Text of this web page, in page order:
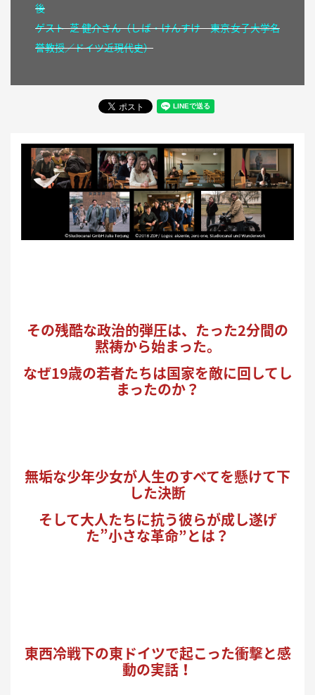
後
ゲスト 芝 健介さん（しば・けんすけ 東京女子大学名
誉教授／ドイツ近現代史）
その残酷な政治的弾圧は、たった2分間の
黙祷から始まった。
なぜ19歳の若者たちは国家を敵に回してし
まったのか？
無垢な少年少女が人生のすべてを懸けて下
した決断
そして大人たちに抗う彼らが成し遂げ
た”小さな革命”とは？
東西冷戦下の東ドイツで起こった衝撃と感
動の実話！